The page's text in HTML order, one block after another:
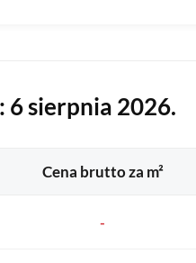
6 sierpnia 2026.
Cena brutto za m²
-